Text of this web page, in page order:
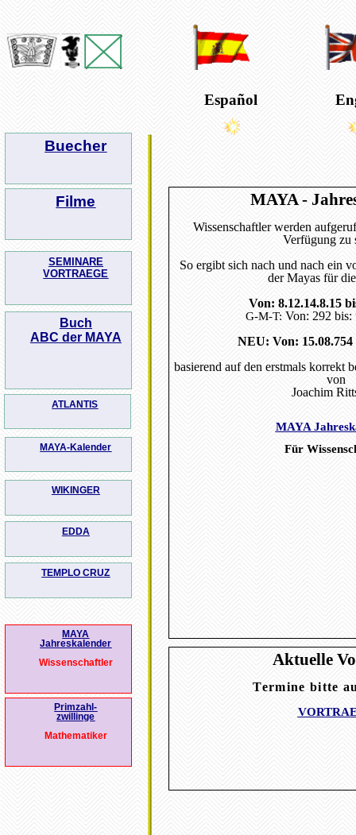
Buch
ABC der MAYA
TEMPLO CRUZ
EDDA
WIKINGER
MAYA-Kalender
SEMINARE
VORTRAEGE
MAYA
Jahreskalender
Wissenschaftler
MAYA -
Wissenschaftler werden
Verfügung zu
So ergibt sich nach und nach ein
der Mayas für
Von: 8.12.14.8.15
G-M-T: Von: 292 bis:
NEU: Von: 15.08.754
basierend auf den erstmals korrekt
von
Joachim
MAYA
Für
Aktuelle
Termine bitte
Español
Primzahl-
zwillinge
Mathematiker
Buecher
ATLANTIS
Filme